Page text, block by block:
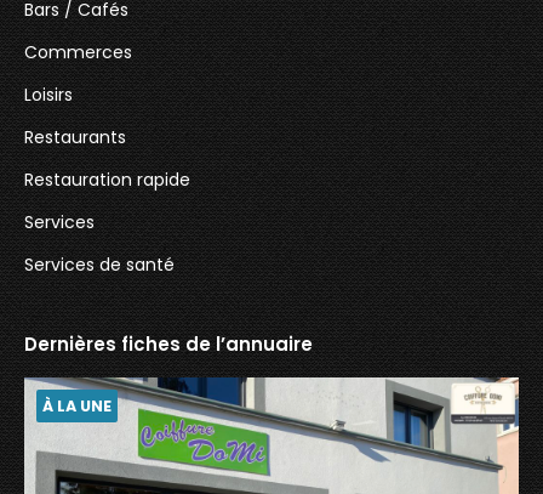
Bars / Cafés
Commerces
Loisirs
Restaurants
Restauration rapide
Services
Services de santé
Dernières fiches de l’annuaire
À LA UNE